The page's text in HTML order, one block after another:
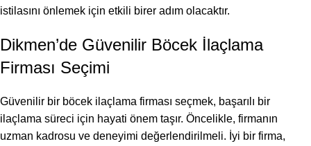
istilasını önlemek için etkili birer adım olacaktır.
Dikmen’de Güvenilir Böcek İlaçlama
Firması Seçimi
Güvenilir bir böcek ilaçlama firması seçmek, başarılı bir
ilaçlama süreci için hayati önem taşır. Öncelikle, firmanın
uzman kadrosu ve deneyimi değerlendirilmeli. İyi bir firma,